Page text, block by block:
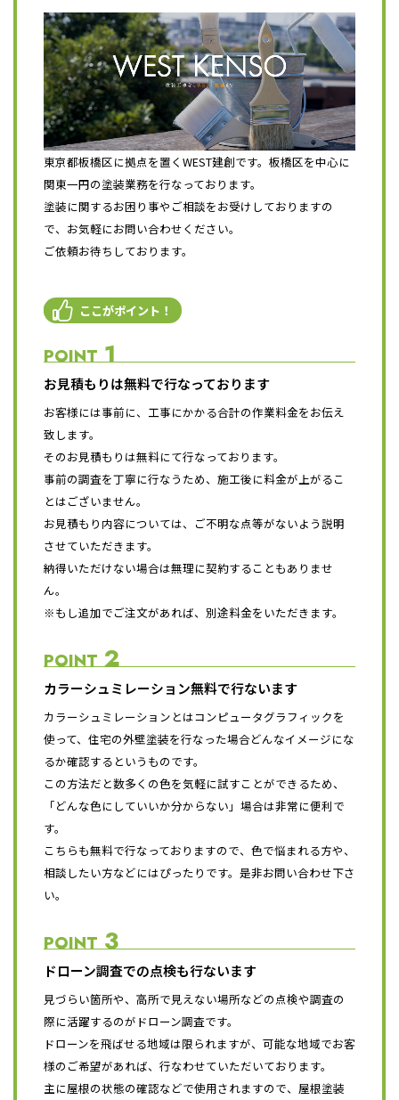
東京都板橋区に拠点を置くWEST建創です。板橋区を中心に
関東一円の塗装業務を行なっております。
塗装に関するお困り事やご相談をお受けしておりますの
で、お気軽にお問い合わせください。
ご依頼お待ちしております。
ここがポイント！
POINT 1
お見積もりは無料で行なっております
お客様には事前に、工事にかかる合計の作業料金をお伝え
致します。
そのお見積もりは無料にて行なっております。
事前の調査を丁寧に行なうため、施工後に料金が上がるこ
とはございません。
お見積もり内容については、ご不明な点等がないよう説明
させていただきます。
納得いただけない場合は無理に契約することもありませ
ん。
※もし追加でご注文があれば、別途料金をいただきます。
POINT 2
カラーシュミレーション無料で行ないます
カラーシュミレーションとはコンピュータグラフィックを
使って、住宅の外壁塗装を行なった場合どんなイメージにな
るか確認するというものです。
この方法だと数多くの色を気軽に試すことができるため、
「どんな色にしていいか分からない」場合は非常に便利で
す。
こちらも無料で行なっておりますので、色で悩まれる方や、
相談したい方などにはぴったりです。是非お問い合わせ下さ
い。
POINT 3
ドローン調査での点検も行ないます
見づらい箇所や、高所で見えない場所などの点検や調査の
際に活躍するのがドローン調査です。
ドローンを飛ばせる地域は限られますが、可能な地域でお客
様のご希望があれば、行なわせていただいております。
主に屋根の状態の確認などで使用されますので、屋根塗装